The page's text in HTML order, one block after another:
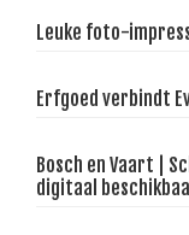
Leuke foto-
Erfgoed verbindt
Bosch en Vaart |
digitaal